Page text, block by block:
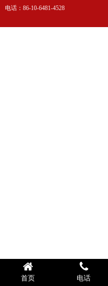
电话：86-10-6481-4528
首页 电话